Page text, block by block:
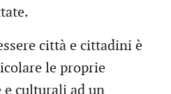
città e cittadini è
le proprie